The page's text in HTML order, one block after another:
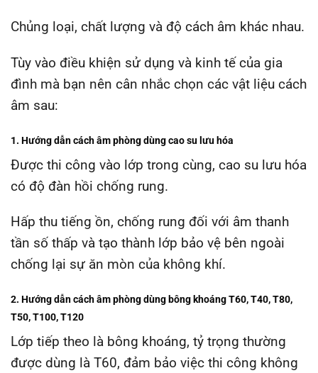
Chủng loại, chất lượng và độ cách âm khác nhau.
Tùy vào điều khiện sử dụng và kinh tế của gia
đình mà bạn nên cân nhắc chọn các vật liệu cách
âm sau:
1. Hướng dẫn cách âm phòng dùng cao su lưu hóa
Được thi công vào lớp trong cùng, cao su lưu hóa
có độ đàn hồi chống rung.
Hấp thu tiếng ồn, chống rung đối với âm thanh
tần số thấp và tạo thành lớp bảo vệ bên ngoài
chống lại sự ăn mòn của không khí.
2. Hướng dẫn cách âm phòng dùng bông khoáng T60, T40, T80,
T50, T100, T120
Lớp tiếp theo là bông khoáng, tỷ trọng thường
được dùng là T60, đảm bảo việc thi công không